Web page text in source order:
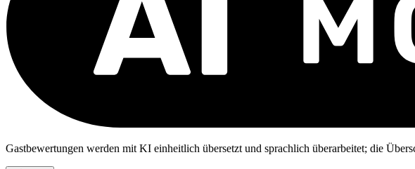
Gastbewertungen werden mit KI einheitlich übersetzt und sprachlich überarbeitet; die